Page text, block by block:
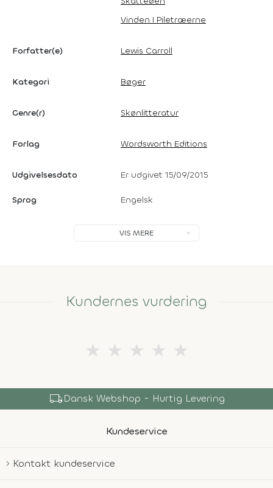
Vinden I Piletræerne
Forfatter(e) Lewis Carroll
Kategori Bøger
Genre(r) Skønlitteratur
Forlag Wordsworth Editions
Udgivelsesdato Er udgivet 15/09/2015
Sprog Engelsk
VIS MERE
Kundernes vurdering
★ ★ ★ ★ ★
local_shippingDansk Webshop - Hurtig Levering
Kundeservice
Kontakt kundeservice